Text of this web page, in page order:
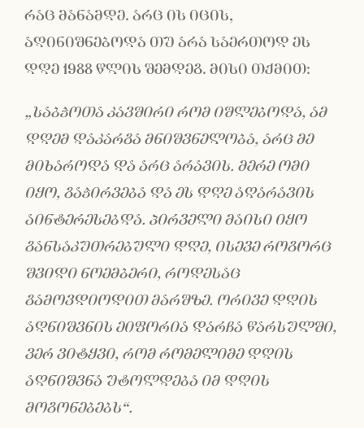
რაც მანამდე. არც ის იცის,
აღინიშნებოდა თუ არა საერთოდ ეს
დღე 1988 წლის შემდეგ. მისი თქმით:
„საბჭოთა კავშირი რომ იშლებოდა, ამ
დღემ დაკარგა მნიშვნელობა, არც მე
მიხაროდა და არც არავის. მერე ომი
იყო, გაჭირვება და ეს დღე აღარავის
აინტერესებდა. პირველი მაისი იყო
განსაკუთრებული დღე, ისევე როგორც
შვიდი ნოემბერი, როდესაც
გამოვდიოდით მარშზე. ორივე დღის
აღნიშვნის ეიფორია დარჩა წარსულში,
ვერ ვიტყვი, რომ რომელიმე დღის
აღნიშვნა უტოლდება იმ დღის
მოგონებებს“.